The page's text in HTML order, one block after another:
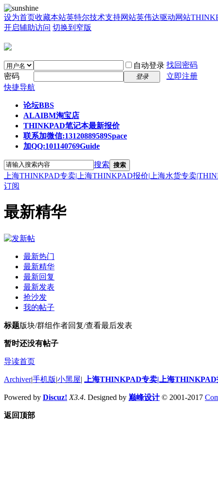
设为首页收藏本站英特尔技术支持网站英伟达驱动网站
开启辅助访问 切换到窄版
自动登录 找回密码
密码
登录
立即注册
快捷导航
论坛BBS
ALAIBM淘宝店
THINKPAD笔记本最新报价
联系加微信:13120889589Space
加QQ:101140769Guide
搜索 搜索
上海THINKPAD专卖|上海THINKPAD报价|上海水货专卖
订阅
最新精华
最新热门
最新精华
最新回复
最新发表
抢沙发
我的帖子
标题版块/群组作者回复/查看最后发表
暂时还没有帖子
导读首页
Archiver|手机版|小黑屋| 上海THINKPAD专卖|上海
Powered by Discuz! X3.4. Designed by 巅峰设计© 2001-2017
返回顶部